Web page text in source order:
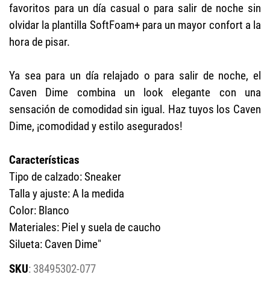
favoritos para un día casual o para salir de noche sin
olvidar la plantilla SoftFoam+ para un mayor confort a la
hora de pisar.
Ya sea para un día relajado o para salir de noche, el
Caven Dime combina un look elegante con una
sensación de comodidad sin igual. Haz tuyos los Caven
Dime, ¡comodidad y estilo asegurados!
Características
Tipo de calzado: Sneaker
Talla y ajuste: A la medida
Color: Blanco
Materiales: Piel y suela de caucho
Silueta: Caven Dime"
: 38495302-077